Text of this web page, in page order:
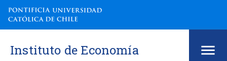
Instituto de Economía